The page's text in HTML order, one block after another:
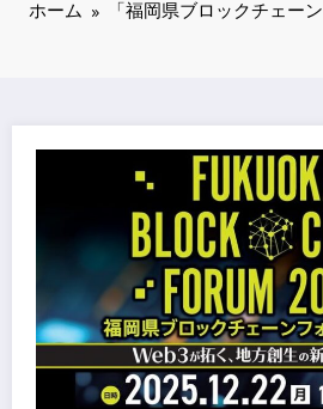
ホーム 「福岡県ブロックチェー